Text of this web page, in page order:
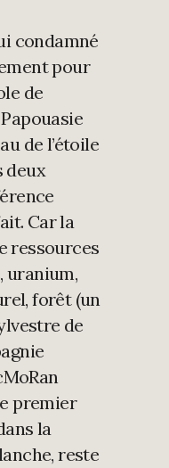
condamné
pour
de
de l’étoile
deux
Car la
ressources
uranium,
forêt (un
de
premier
la
reste